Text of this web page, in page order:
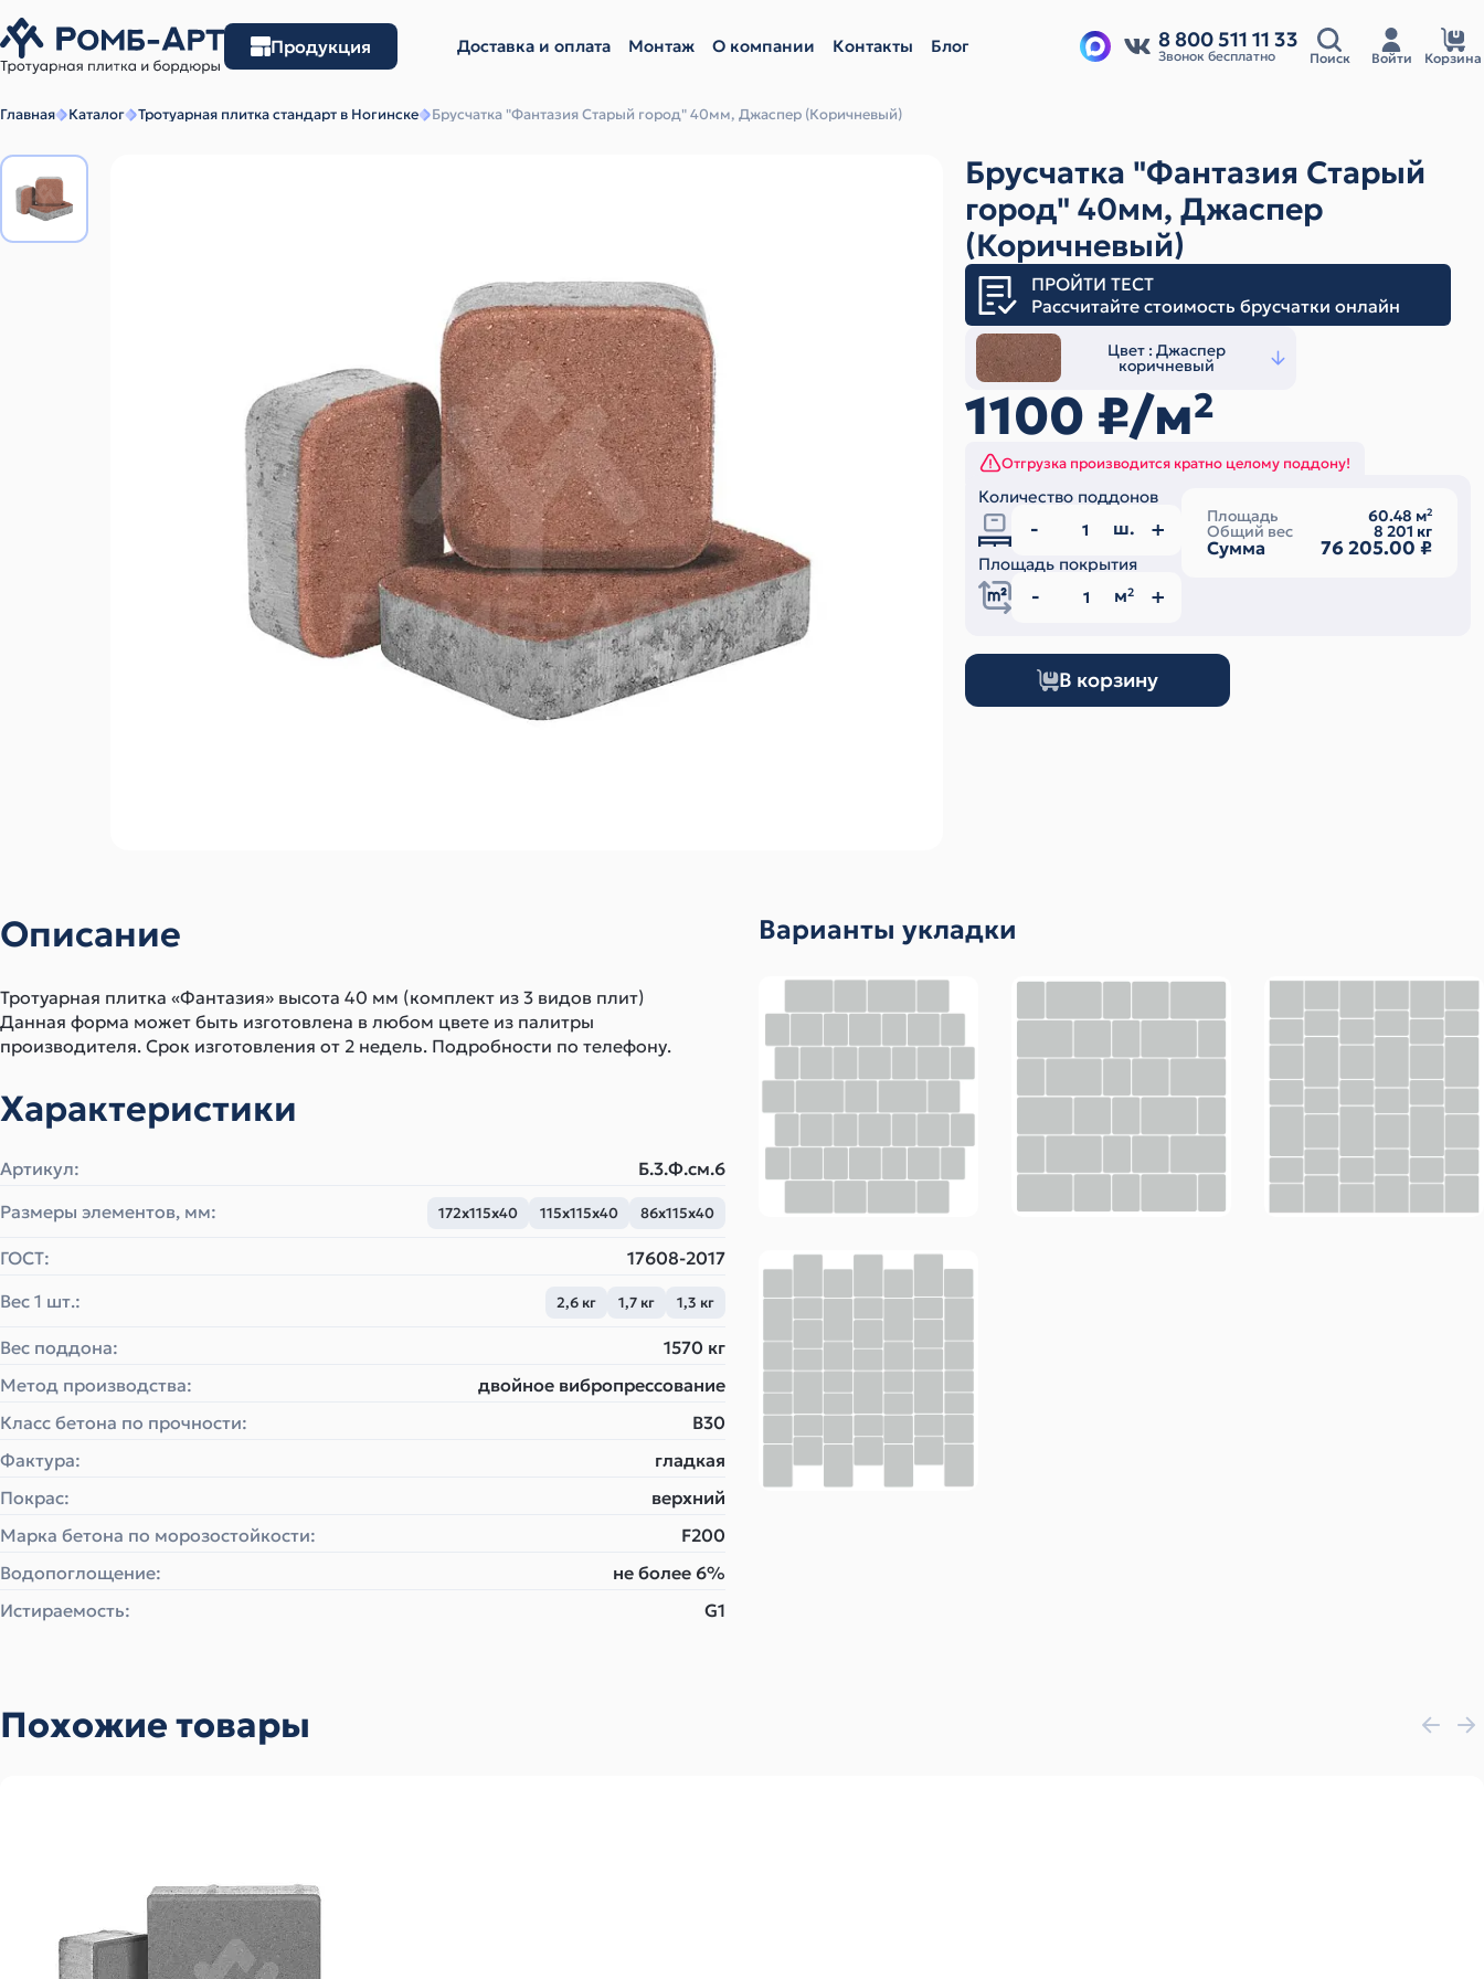
Продукция Доставка и оплата Монтаж О компании Контакты Блог 8 800 511 11 33
Звонок бесплатно Поиск Войти Корзина
Главная Каталог Тротуарная плитка стандарт в Ногинске Брусчатка "Фантазия Старый город" 40мм, Джаспер (Коричневый)
Брусчатка "Фантазия Старый
город" 40мм, Джаспер
(Коричневый)
ПРОЙТИ ТЕСТ
Рассчитайте стоимость брусчатки онлайн
Цвет : Джаспер
коричневый
1100 ₽/м2
Отгрузка производится кратно целому поддону!
Количество поддонов
ш.
Площадь покрытия
м2
Площадь 60.48 м2
Общий вес 8 201 кг
Сумма 76 205.00 ₽
В корзину
Описание
Тротуарная плитка «Фантазия» высота 40 мм (комплект из 3 видов плит)
Данная форма может быть изготовлена в любом цвете из палитры
производителя. Срок изготовления от 2 недель. Подробности по телефону.
Характеристики
Артикул:
Б.3.Ф.см.6
Размеры элементов, мм:
172х115х40 115х115х40 86х115х40
ГОСТ:
17608-2017
Вес 1 шт.:
2,6 кг 1,7 кг 1,3 кг
Вес поддона:
1570 кг
Метод производства:
двойное вибропрессование
Класс бетона по прочности:
B30
Фактура:
гладкая
Покрас:
верхний
Марка бетона по морозостойкости:
F200
Водопоглощение:
не более 6%
Истираемость:
G1
Варианты укладки
Похожие товары